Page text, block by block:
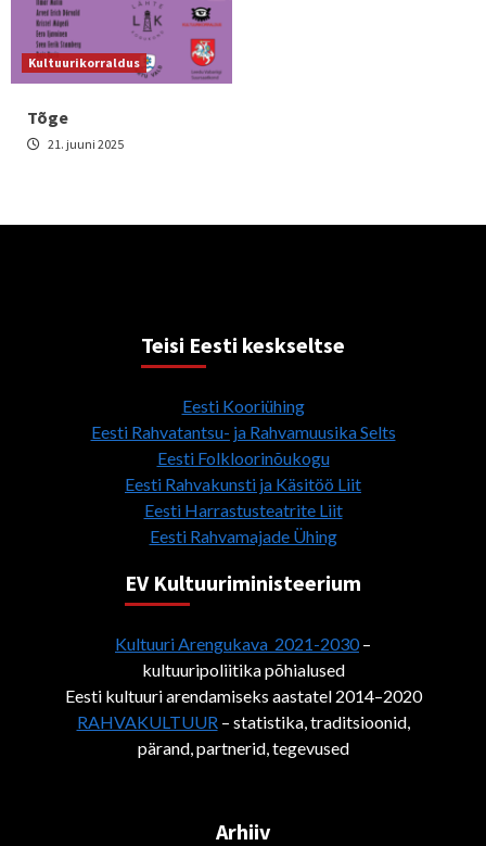
Kultuurikorraldus
Tõge
21. juuni 2025
Teisi Eesti keskseltse
Eesti Kooriühing
Eesti Rahvatantsu- ja Rahvamuusika Selts
Eesti Folkloorinõukogu
Eesti Rahvakunsti ja Käsitöö Liit
Eesti Harrastusteatrite Liit
Eesti Rahvamajade Ühing
EV Kultuuriministeerium
Kultuuri Arengukava 2021-2030–
kultuuripoliitika põhialused
Eesti kultuuri arendamiseks aastatel 2014–2020
RAHVAKULTUUR – statistika, traditsioonid,
pärand, partnerid, tegevused
Arhiiv